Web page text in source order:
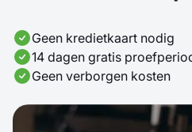
Geen kredietkaart nodig
14 dagen gratis
Geen verborgen kosten